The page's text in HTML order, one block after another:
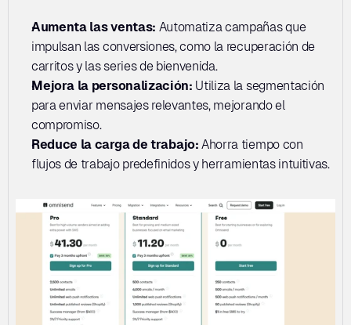
Aumenta las ventas: Automatiza campañas que
impulsan las conversiones, como la recuperación de
carritos y las series de bienvenida.
Mejora la personalización: Utiliza la segmentación
para enviar mensajes relevantes, mejorando el
compromiso.
Reduce la carga de trabajo: Ahorra tiempo con
flujos de trabajo predefinidos y herramientas intuitivas.